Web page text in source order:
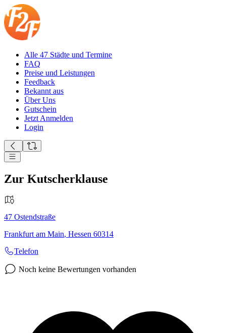
Alle 47 Städte und Termine
FAQ
Preise und Leistungen
Feedback
Bekannt aus
Über Uns
Gutschein
Jetzt Anmelden
Login
Zur Kutscherklause
47 Ostendstraße
Frankfurt am Main, Hessen 60314
Telefon
Noch keine Bewertungen vorhanden